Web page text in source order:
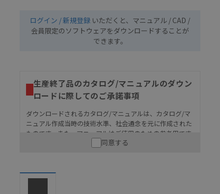
ログイン / 新規登録 いただくと、マニュアル / CAD /
会員限定のソフトウェアをダウンロードすることが
できます。
生産終了品のカタログ/マニュアルのダウン
ロードに際してのご承諾事項
ダウンロードされるカタログ/マニュアルは、カタログ/マ
ニュアル作成当時の技術水準、社会通念を元に作成された
ものです。また、マニュアルはご使用のための参考用です
ので、ご使用にあたっての安全性については十分にご配慮
うな用途に使用される場合には、システム全体として
同意する